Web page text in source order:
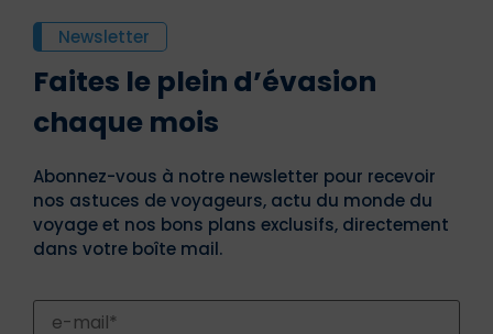
Newsletter
Faites le plein d’évasion
chaque mois
Abonnez-vous à notre newsletter pour recevoir
nos astuces de voyageurs, actu du monde du
voyage et nos bons plans exclusifs, directement
dans votre boîte mail.